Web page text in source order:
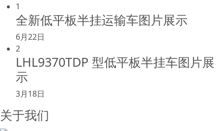
1
全新低平板半挂运输车图片展示
6月22日
2
LHL9370TDP 型低平板半挂车图片展
示
3月18日
关于我们